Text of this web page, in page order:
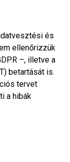
és
ellenőrizzük
–, illetve a
betartását is.
tervet
a hibák